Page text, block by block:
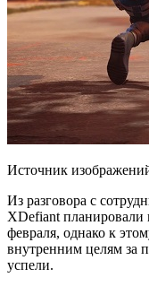
Источник
Из разговора с
XDefiant
февраля, однако к
внутренним целям за
успели.